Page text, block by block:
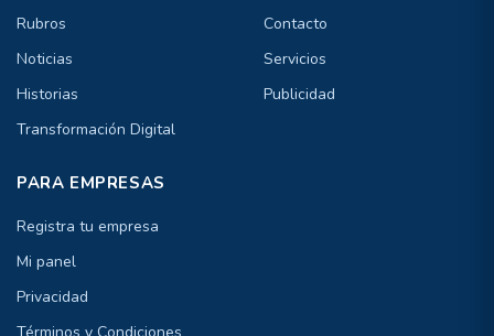
Rubros
Noticias
Historias
Transformación Digital
Contacto
Servicios
Publicidad
PARA EMPRESAS
Registra tu empresa
Mi panel
Privacidad